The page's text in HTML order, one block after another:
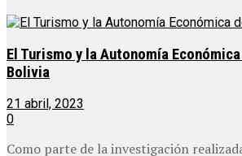
El Turismo y la Autonomía
Bolivia
21 abril, 2023
0
Como parte de la investigación